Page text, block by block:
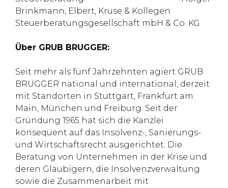
Brinkmann, Elbert, Kruse & Kollegen
Steuerberatungsgesellschaft mbH & Co. KG
Über GRUB BRUGGER:
Seit mehr als fünf Jahrzehnten agiert GRUB
BRUGGER national und international, derzeit
mit Standorten in Stuttgart, Frankfurt am
Main, München und Freiburg. Seit der
Gründung 1965 hat sich die Kanzlei
konsequent auf das Insolvenz-, Sanierungs-
und Wirtschaftsrecht ausgerichtet. Die
Beratung von Unternehmen in der Krise und
deren Gläubigern, die Insolvenzverwaltung
sowie die Zusammenarbeit mit